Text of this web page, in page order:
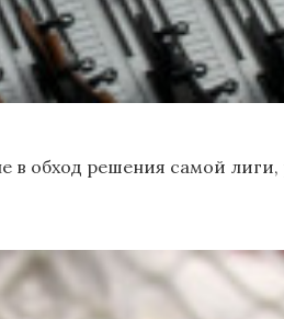
в обход решения самой лиги,